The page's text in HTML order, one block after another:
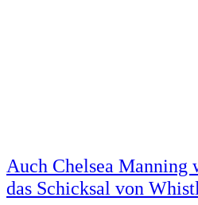
Auch Chelsea
das Schicksal von